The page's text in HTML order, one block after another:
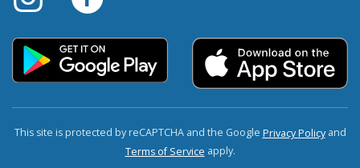
This site is protected by reCAPTCHA and the Google Privacy Policyand
Terms of Service apply.